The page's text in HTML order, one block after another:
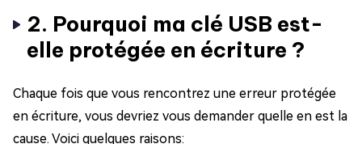
2. Pourquoi ma clé USB est-
elle protégée en écriture ?
Chaque fois que vous rencontrez une erreur protégée
en écriture, vous devriez vous demander quelle en est la
cause. Voici quelques raisons: